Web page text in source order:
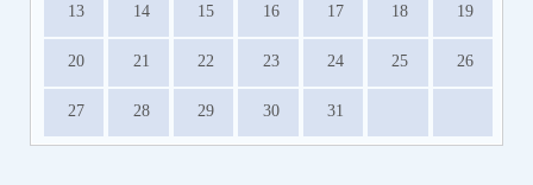
13 14 15 16 17 18 19
20 21 22 23 24 25 26
27 28 29 30 31